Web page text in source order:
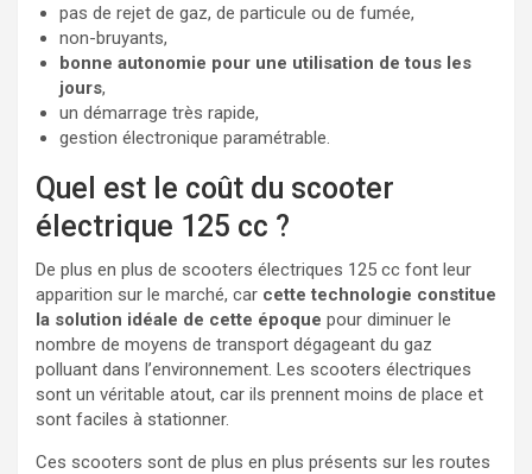
pas de rejet de gaz, de particule ou de fumée,
non-bruyants,
bonne autonomie pour une utilisation de tous les
jours,
un démarrage très rapide,
gestion électronique paramétrable.
Quel est le coût du scooter
électrique 125 cc ?
De plus en plus de scooters électriques 125 cc font leur
apparition sur le marché, car cette technologie constitue
la solution idéale de cette époque pour diminuer le
nombre de moyens de transport dégageant du gaz
polluant dans l’environnement. Les scooters électriques
sont un véritable atout, car ils prennent moins de place et
sont faciles à stationner.
Ces scooters sont de plus en plus présents sur les routes